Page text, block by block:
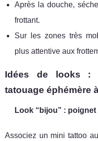
Après la douche,
frottant.
Sur les zones très
plus attentive aux
Idées de looks :
tatouage éphémère
Look “bijou” :
Associez un mini tattoo